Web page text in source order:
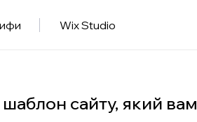
Wix Studio
шаблон сайту, який